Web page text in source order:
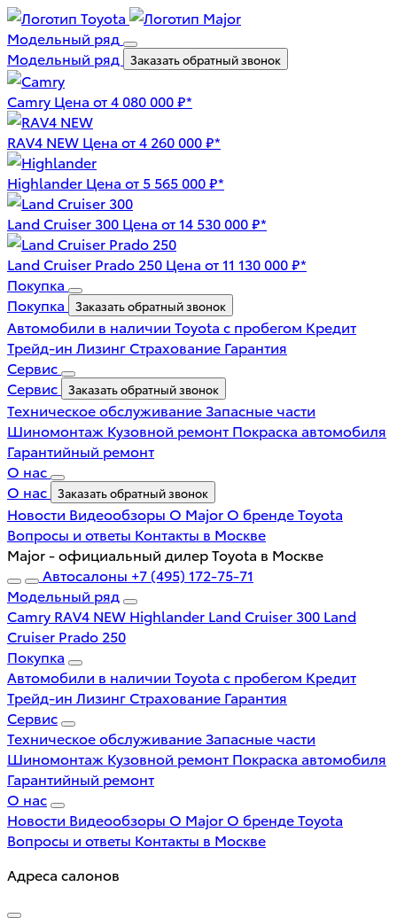
Модельный ряд
Модельный ряд
Заказать обратный звонок
Camry Цена от 4 080 000 ₽*
RAV4 NEW Цена от 4 260 000 ₽*
Highlander Цена от 5 565 000 ₽*
Land Cruiser 300 Цена от 14 530 000 ₽*
Land Cruiser Prado 250 Цена от 11 130 000 ₽*
Покупка
Покупка
Заказать обратный звонок
Автомобили в наличии Toyota с пробегом Кредит
Трейд-ин Лизинг Страхование Гарантия
Сервис
Сервис
Заказать обратный звонок
Техническое обслуживаниеЗапасные части
Шиномонтаж Кузовной ремонт Покраска автомобиля
Гарантийный ремонт
О нас
О нас
Заказать обратный звонок
Новости Видеообзоры О Major О бренде Toyota
Вопросы и ответы Контакты в Москве
Major - официальный дилер Toyota в Москве
Автосалоны +7 (495) 172-75-71
Модельный ряд
Camry RAV4 NEW Highlander Land Cruiser 300 Land
Cruiser Prado 250
Покупка
Автомобили в наличии Toyota с пробегом Кредит
Трейд-ин Лизинг Страхование Гарантия
Сервис
Техническое обслуживаниеЗапасные части
Шиномонтаж Кузовной ремонт Покраска автомобиля
Гарантийный ремонт
О нас
Новости Видеообзоры О Major О бренде Toyota
Вопросы и ответы Контакты в Москве
Адреса салонов